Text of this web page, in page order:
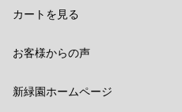
カートを見る
お客様からの声
新緑園ホームページ